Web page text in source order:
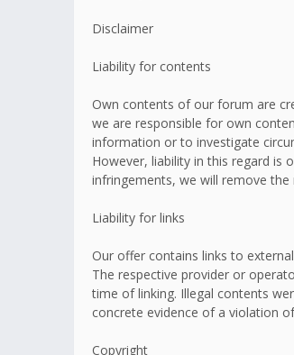
Disclaimer
Liability for contents
Own contents of our forum are
we are responsible for own
information or to investigate
However, liability in this regard is
infringements, we will remove
Liability for links
Our offer contains links to
The respective provider or
time of linking. Illegal contents
concrete evidence of a violation
Copyright